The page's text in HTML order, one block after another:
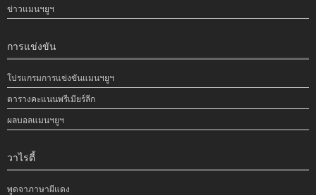
ข่าวแมนฯยูฯ
การแข่งขัน
โปรแกรมการแข่งขันแมนฯยูฯ
ตารางคะแนนพรีเมียร์ลีก
ผลบอลแมนฯยูฯ
วาไรตี้
พูดจาภาษาผีแดง